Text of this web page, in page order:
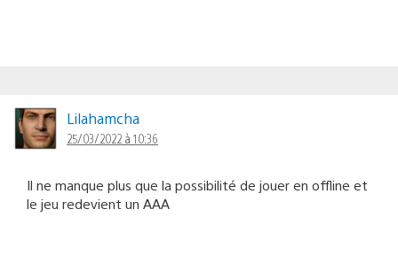
Lilahamcha
25/03/2022 à 10:36
Il ne manque plus que la possibilité de jouer en offline et
le jeu redevient un AAA